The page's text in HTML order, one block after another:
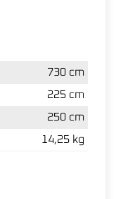
730 cm
225 cm
250 cm
14,25 kg